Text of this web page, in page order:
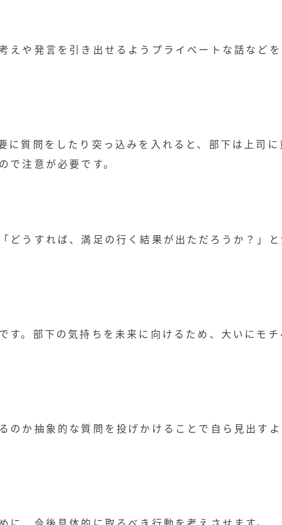
えや発言を引き出せるようプライベートな話など
に質問をしたり突っ込みを入れると、部下は上司
で注意が必要です。
どうすれば、満足の行く結果が出ただろうか？」
す。部下の気持ちを未来に向けるため、大いにモ
のか抽象的な質問を投げかけることで自ら見出す